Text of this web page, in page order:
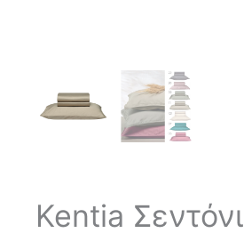
Kentia